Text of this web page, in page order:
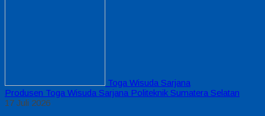
Toga Wisuda Sarjana
Produsen Toga Wisuda Sarjana Politeknik Sumatera Selatan
17 Juli 2026